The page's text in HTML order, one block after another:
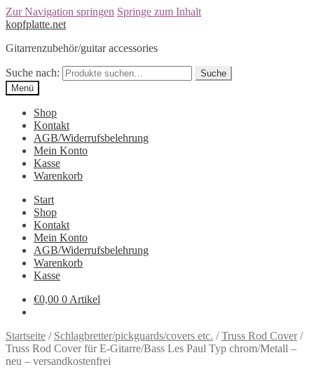
Zur Navigation springen Springe zum Inhalt
kopfplatte.net
Gitarrenzubehör/guitar accessories
Suche nach:
Suche
Menü
Shop
Kontakt
AGB/Widerrufsbelehrung
Mein Konto
Kasse
Warenkorb
Start
Shop
Kontakt
Mein Konto
AGB/Widerrufsbelehrung
Warenkorb
Kasse
€0,00 0 Artikel
Startseite / Schlagbretter/pickguards/covers etc. /Truss Rod Cover/
Truss Rod Cover für E-Gitarre/Bass Les Paul Typ chrom/Metall –
neu – versandkostenfrei